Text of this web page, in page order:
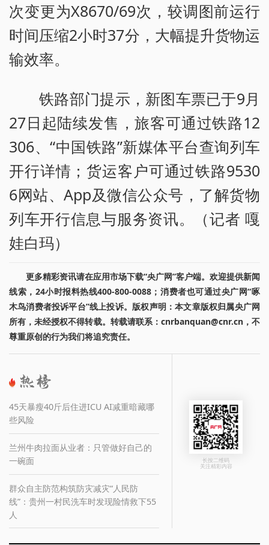
次变更为X8670/69次，较调图前运行
时间压缩2小时37分，大幅提升货物运
输效率。
铁路部门提示，新图车票已于9月
27日起陆续发售，旅客可通过铁路12
306、“中国铁路”新媒体平台查询列车
开行详情；货运客户可通过铁路9530
6网站、App及微信公众号，了解货物
列车开行信息与服务资讯。（记者 嘎
娃白玛）
更多精彩资讯请在应用市场下载“央广网”客户端。欢迎提供新闻
线索，24小时报料热线400-800-0088；消费者也可通过央广网“啄
木鸟消费者投诉平台”线上投诉。版权声明：本文章版权归属央广网
所有，未经授权不得转载。转载请联系：cnrbanquan@cnr.cn，不
尊重原创的行为我们将追究责任。
45天暴瘦40斤后住进ICU AI减重暗藏哪
些风险
兰州牛肉拉面从业者：只管做好自己的
一碗面
群众自主防范构筑防灾减灾“人民防
线”：贵州一村民洗车时发现险情救下55
人
长按二维码
关注精彩内容